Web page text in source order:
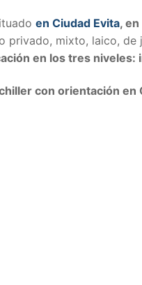
en Ciudad Evita, en
privado, mixto, laico, de
en los tres niveles:
con orientación en